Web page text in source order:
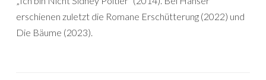
erschienen zuletzt die Romane Erschütterung (2022) und
Die Bäume (2023).